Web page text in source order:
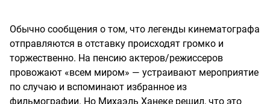
Обычно сообщения о том, что легенды кинематографа
отправляются в отставку происходят громко и
торжественно. На пенсию актеров/режиссеров
провожают «всем миром» — устраивают мероприятие
по случаю и вспоминают избранное из
фильмографии. Но Михаэль Ханеке решил, что это